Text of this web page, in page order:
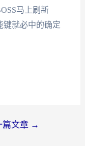
马上刷新
键就必中的确定
篇文章 →